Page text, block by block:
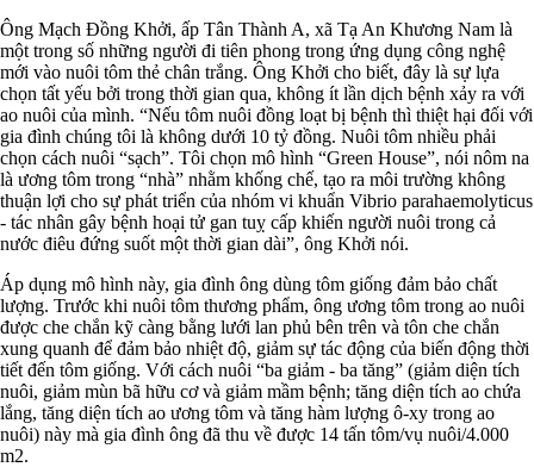
Ông Mạch Đồng Khởi, ấp Tân Thành A, xã Tạ An Khương Nam là
một trong số những người đi tiên phong trong ứng dụng công nghệ
mới vào nuôi tôm thẻ chân trắng. Ông Khởi cho biết, đây là sự lựa
chọn tất yếu bởi trong thời gian qua, không ít lần dịch bệnh xảy ra với
ao nuôi của mình. “Nếu tôm nuôi đồng loạt bị bệnh thì thiệt hại đối với
gia đình chúng tôi là không dưới 10 tỷ đồng. Nuôi tôm nhiều phải
chọn cách nuôi “sạch”. Tôi chọn mô hình “Green House”, nói nôm na
là ương tôm trong “nhà” nhằm khống chế, tạo ra môi trường không
thuận lợi cho sự phát triển của nhóm vi khuẩn Vibrio parahaemolyticus
- tác nhân gây bệnh hoại tử gan tuỵ cấp khiến người nuôi trong cả
nước điêu đứng suốt một thời gian dài”, ông Khởi nói.
Áp dụng mô hình này, gia đình ông dùng tôm giống đảm bảo chất
lượng. Trước khi nuôi tôm thương phẩm, ông ương tôm trong ao nuôi
được che chắn kỹ càng bằng lưới lan phủ bên trên và tôn che chắn
xung quanh để đảm bảo nhiệt độ, giảm sự tác động của biến động thời
tiết đến tôm giống. Với cách nuôi “ba giảm - ba tăng” (giảm diện tích
nuôi, giảm mùn bã hữu cơ và giảm mầm bệnh; tăng diện tích ao chứa
lắng, tăng diện tích ao ương tôm và tăng hàm lượng ô-xy trong ao
nuôi) này mà gia đình ông đã thu về được 14 tấn tôm/vụ nuôi/4.000
m2.